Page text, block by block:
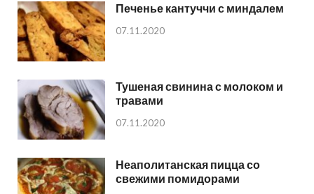
Печенье кантуччи с миндалем
07.11.2020
Тушеная свинина с молоком и
травами
07.11.2020
Неаполитанская пицца со
свежими помидорами